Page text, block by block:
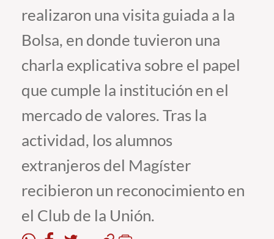
Pregrado
Postgrado
Formación Continua
Estudiantes
Académicos
Funcionarios
Alumni
English
realizaron una visita guiada a la
Bolsa, en donde tuvieron una
charla explicativa sobre el papel
que cumple la institución en el
mercado de valores. Tras la
actividad, los alumnos
extranjeros del Magíster
recibieron un reconocimiento en
el Club de la Unión.